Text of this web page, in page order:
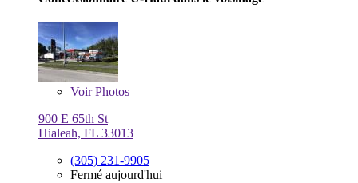
VoirPhotos
900 E 65th St
Hialeah, FL 33013
(305) 231-9905
Fermé aujourd'hui